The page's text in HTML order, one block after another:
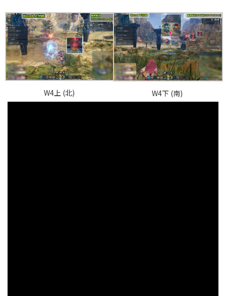
W4上 (北) W4下 (南)